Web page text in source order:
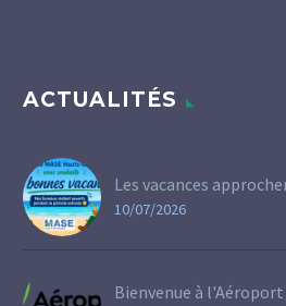
ACTUALITÉS
Les vacances
10/07/2026
Bienvenue à